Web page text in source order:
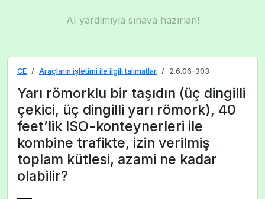
AI yardımıyla sınava hazırlan!
CE Araçların işletimi ile ilgili talimatlar 2.6.06-303
Yarı römorklu bir taşıdın (üç dingilli
çekici, üç dingilli yarı römork), 40
feet’lik ISO-konteynerleri ile
kombine trafikte, izin verilmiş
toplam kütlesi, azami ne kadar
olabilir?